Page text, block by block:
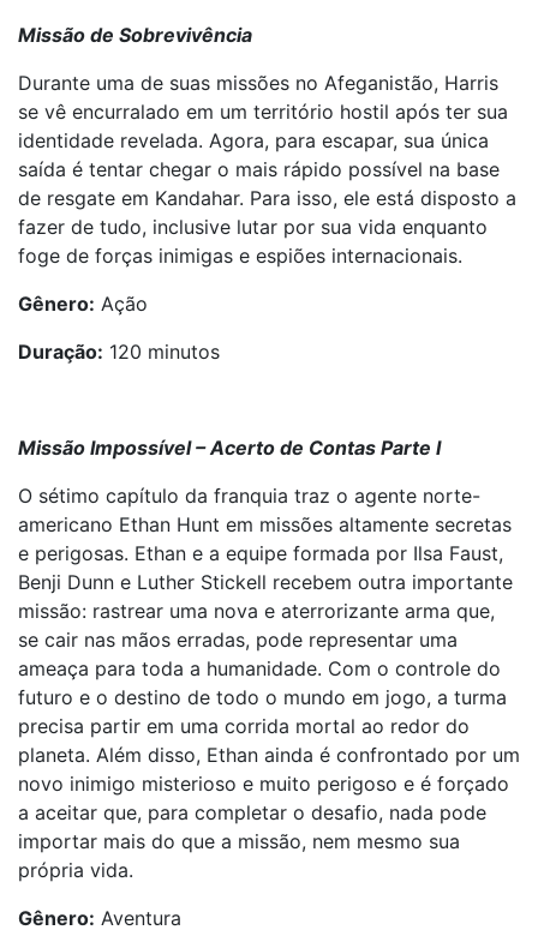
Missão de Sobrevivência
Durante uma de suas missões no Afeganistão, Harris
se vê encurralado em um território hostil após ter sua
identidade revelada. Agora, para escapar, sua única
saída é tentar chegar o mais rápido possível na base
de resgate em Kandahar. Para isso, ele está disposto a
fazer de tudo, inclusive lutar por sua vida enquanto
foge de forças inimigas e espiões internacionais.
Gênero: Ação
Duração: 120 minutos
Missão Impossível – Acerto de Contas Parte I
O sétimo capítulo da franquia traz o agente norte-
americano Ethan Hunt em missões altamente secretas
e perigosas. Ethan e a equipe formada por Ilsa Faust,
Benji Dunn e Luther Stickell recebem outra importante
missão: rastrear uma nova e aterrorizante arma que,
se cair nas mãos erradas, pode representar uma
ameaça para toda a humanidade. Com o controle do
futuro e o destino de todo o mundo em jogo, a turma
precisa partir em uma corrida mortal ao redor do
planeta. Além disso, Ethan ainda é confrontado por um
novo inimigo misterioso e muito perigoso e é forçado
a aceitar que, para completar o desafio, nada pode
importar mais do que a missão, nem mesmo sua
própria vida.
Gênero: Aventura